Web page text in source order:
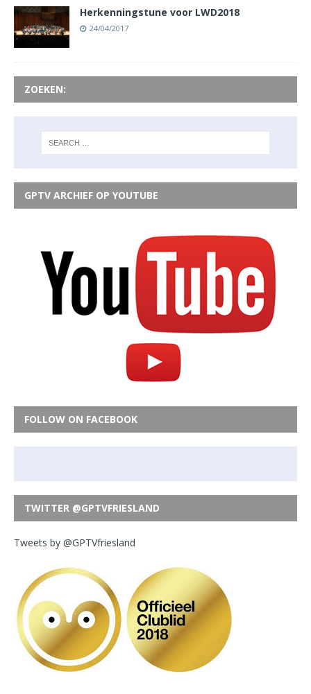
Herkenningstune voor LWD2018
24/04/2017
ZOEKEN:
GPTV ARCHIEF OP YOUTUBE
FOLLOW ON FACEBOOK
TWITTER @GPTVFRIESLAND
Tweets by @GPTVfriesland